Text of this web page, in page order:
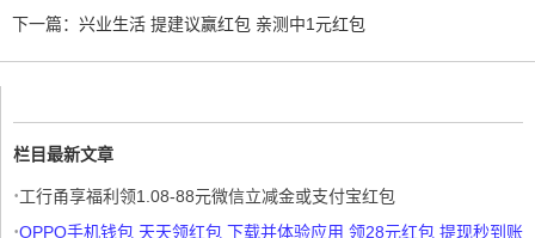
下一篇： 兴业生活 提建议赢红包 亲测中1元红包
栏目最新文章
·工行甬享福利领1.08-88元微信立减金或支付宝红包
·OPPO手机钱包 天天领红包 下载并体验应用 领28元红包 提现秒到账